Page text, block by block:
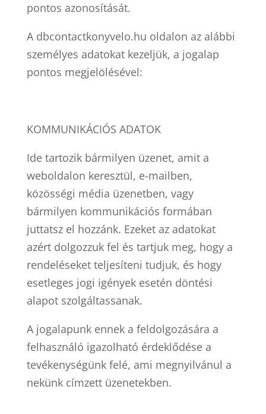
pontos azonosítását.
A dbcontactkonyvelo.hu oldalon az alábbi
személyes adatokat kezeljük, a jogalap
pontos megjelölésével:
KOMMUNIKÁCIÓS ADATOK
Ide tartozik bármilyen üzenet, amit a
weboldalon keresztül, e-mailben,
közösségi média üzenetben, vagy
bármilyen kommunikációs formában
juttatsz el hozzánk. Ezeket az adatokat
azért dolgozzuk fel és tartjuk meg, hogy a
rendeléseket teljesíteni tudjuk, és hogy
esetleges jogi igények esetén döntési
alapot szolgáltassanak.
A jogalapunk ennek a feldolgozására a
felhasználó igazolható érdeklődése a
tevékenységünk felé, ami megnyilvánul a
nekünk címzett üzenetekben.